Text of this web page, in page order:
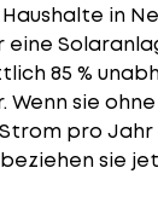
in
eine
85 %
Wenn sie
pro
sie